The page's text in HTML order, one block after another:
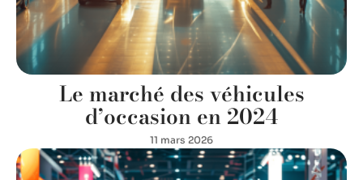
Le marché des véhicules
d’occasion en 2024
11 mars 2026